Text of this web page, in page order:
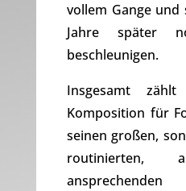
vollem Gange und
Jahre später
beschleunigen.
Insgesamt
Komposition für
seinen großen,
routinierten,
ansprechenden